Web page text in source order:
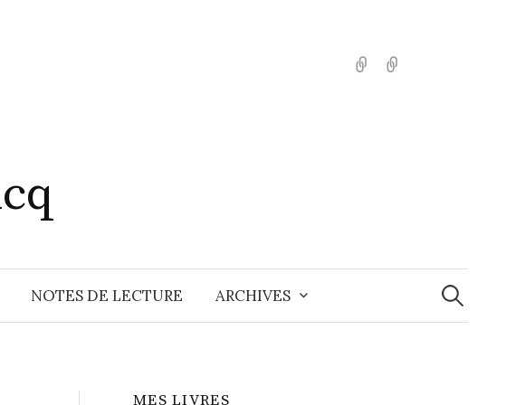
English
NOTES DE LECTURE ARCHIVES
MES LIVRES